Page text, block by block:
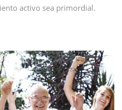
activo sea primordial.